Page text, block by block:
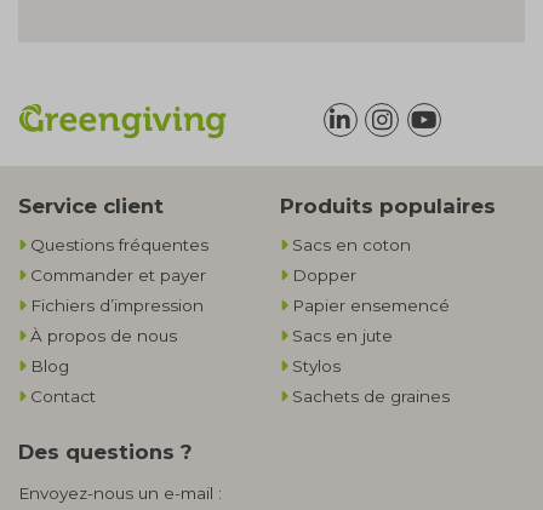
Service client
Questions fréquentes
Commander et payer
Fichiers d’impression
À propos de nous
Blog
Contact
Produits populaires
Sacs en coton
Dopper
Papier ensemencé
Sacs en jute
Stylos
Sachets de graines
Des questions ?
Envoyez-nous un e-mail :